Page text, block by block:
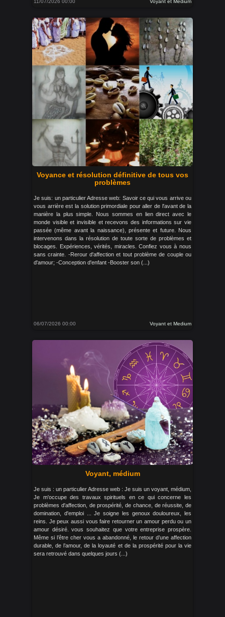
11/07/2026 00:00 Voyant et Medium
Voyance et résolution définitive de tous vos
problèmes
Je suis: un particulier Adresse web: Savoir ce qui vous arrive ou
vous arrière est la solution primordiale pour aller de l'avant de la
manière la plus simple. Nous sommes en lien direct avec le
monde visible et invisible et recevons des informations sur vie
passée (même avant la naissance), présente et future. Nous
intervenons dans la résolution de toute sorte de problèmes et
blocages. Expériences, vérités, miracles. Confiez vous à nous
sans crainte. -Rerour d'affection et tout problème de couple ou
d'amour; -Conception d'enfant -Booster son (...)
06/07/2026 00:00 Voyant et Medium
Voyant, médium
Je suis : un particulier Adresse web : Je suis un voyant, médium,
Je m'occupe des travaux spirituels en ce qui concerne les
problèmes d'affection, de prospérité, de chance, de réussite, de
domination, d'emploi ... Je soigne les genoux douloureux, les
reins. Je peux aussi vous faire retourner un amour perdu ou un
amour désiré. vous souhaitez que votre entreprise prospère.
Même si l’être cher vous a abandonné, le retour d’une affection
durable, de l’amour, de la loyauté et de la prospérité pour la vie
sera retrouvé dans quelques jours (...)